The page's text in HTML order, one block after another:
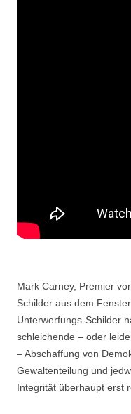
Mark Carney, Premier
Schilder aus dem
Unterwerfungs-Schilder
schleichende – oder
– Abschaffung von
Gewaltenteilung und
Integrität überhaupt erst